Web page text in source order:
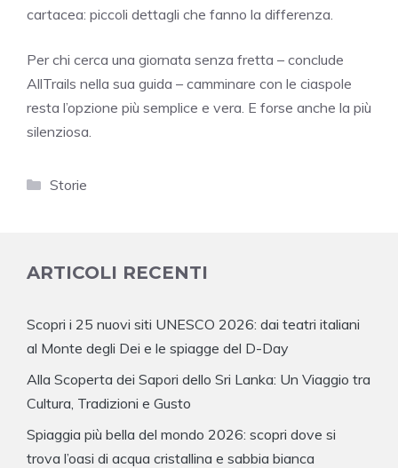
cartacea: piccoli dettagli che fanno la differenza.
Per chi cerca una giornata senza fretta – conclude
AllTrails nella sua guida – camminare con le ciaspole
resta l’opzione più semplice e vera. E forse anche la più
silenziosa.
Categorie
Storie
ARTICOLI RECENTI
Scopri i 25 nuovi siti UNESCO 2026: dai teatri italiani
al Monte degli Dei e le spiagge del D-Day
Alla Scoperta dei Sapori dello Sri Lanka: Un Viaggio tra
Cultura, Tradizioni e Gusto
Spiaggia più bella del mondo 2026: scopri dove si
trova l’oasi di acqua cristallina e sabbia bianca